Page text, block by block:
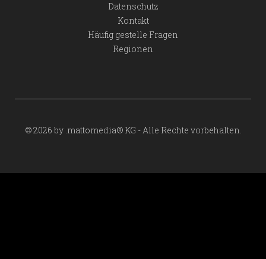
Datenschutz
Kontakt
Häufig gestelle Fragen
Regionen
© 2026 by .mattomedia® KG - Alle Rechte vorbehalten.